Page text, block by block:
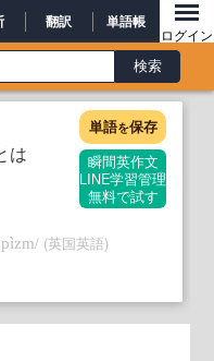
翻訳 単語帳
ログイン
は
単語を保存
瞬間英作文
LINE学習管理
無料で試す
/ (英国英語)